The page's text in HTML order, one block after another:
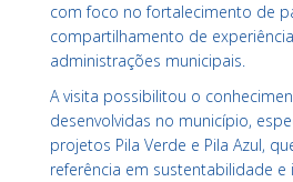
com foco no fortalecimento de
compartilhamento de
administrações municipais.
A visita possibilitou o
desenvolvidas no município,
projetos Pila Verde e Pila Azul,
referência em sustentabilidade e